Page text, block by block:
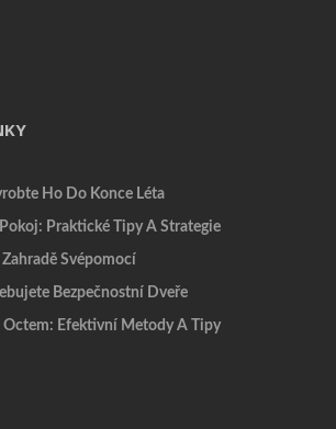
Ho Do Konce Léta
Praktické Tipy A Strategie
Svépomocí
Bezpečnostní Dveře
Efektivní Metody A Tipy